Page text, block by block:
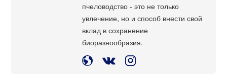
пчеловодство - это не только
увлечение, но и способ внести свой
вклад в сохранение
биоразнообразия.